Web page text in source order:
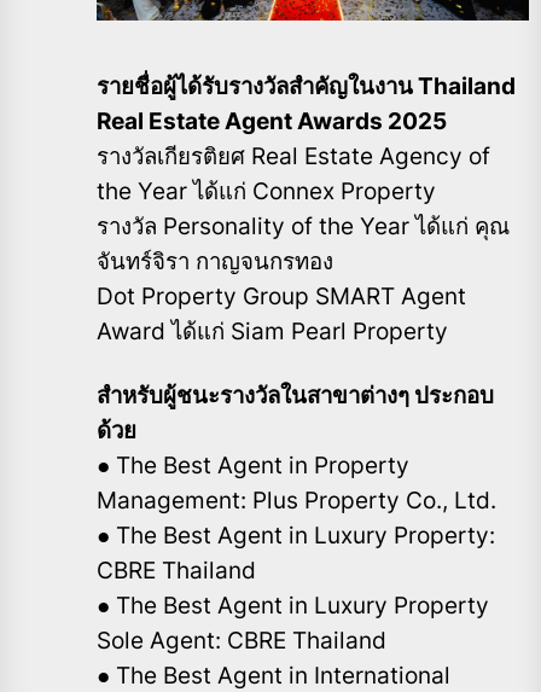
รายชื่อผู้ได้รับรางวัลสำคัญในงาน Thailand
Real Estate Agent Awards 2025
รางวัลเกียรติยศ Real Estate Agency of
the Year ได้แก่ Connex Property
รางวัล Personality of the Year ได้แก่ คุณ
จันทร์จิรา กาญจนกรทอง
Dot Property Group SMART Agent
Award ได้แก่ Siam Pearl Property
สำหรับผู้ชนะรางวัลในสาขาต่างๆ ประกอบ
ด้วย
● The Best Agent in Property
Management: Plus Property Co., Ltd.
● The Best Agent in Luxury Property:
CBRE Thailand
● The Best Agent in Luxury Property
Sole Agent: CBRE Thailand
● The Best Agent in International